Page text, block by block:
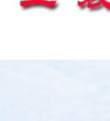
湖北良工环保科技有限公司
在线联系